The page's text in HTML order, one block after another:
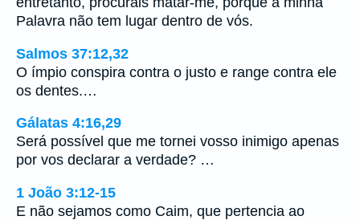
Palavra não tem lugar dentro de vós.
Salmos 37:12,32
O ímpio conspira contra o justo e range contra ele
os dentes.…
Gálatas 4:16,29
Será possível que me tornei vosso inimigo apenas
por vos declarar a verdade? …
1 João 3:12-15
E não sejamos como Caim, que pertencia ao